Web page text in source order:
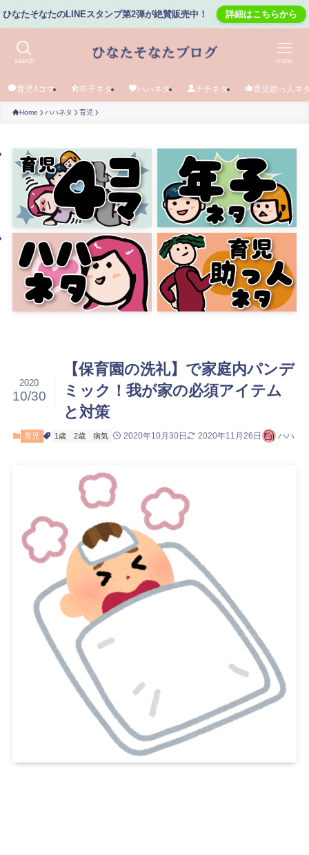
ひなたそなたのLINEスタンプ第2弾が絶賛販売中！ 詳細はこちらから
search menu
育児4コマ 年子ネタ ハハネタ チチネタ 育児助っ人ネ
Home ハハネタ 育児
【保育園の洗礼】で家庭内パンデ
ミック！我が家の必須アイテム
と対策
2020
10/30
育児 1歳 2歳 病気 2020年10月30日 2020年11月26日 ハハ